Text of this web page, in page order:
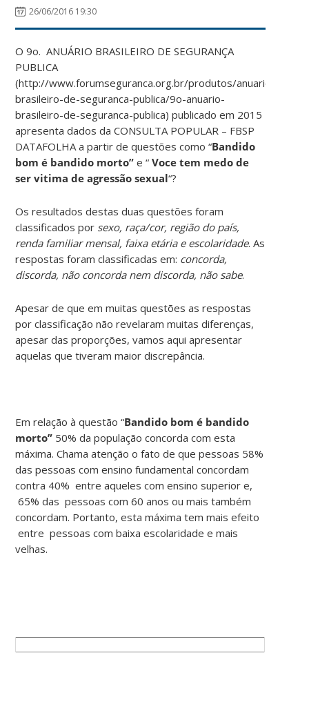
26/06/2016 19:30
O 9o. ANUÁRIO BRASILEIRO DE SEGURANÇA
PUBLICA
(http://www.forumseguranca.org.br/produtos/anuario-
brasileiro-de-seguranca-publica/9o-anuario-
brasileiro-de-seguranca-publica) publicado em 2015
apresenta dados da CONSULTA POPULAR – FBSP
DATAFOLHA a partir de questões como “Bandido
bom é bandido morto” e “ Voce tem medo de
ser vitima de agressão sexual“?
Os resultados destas duas questões foram
classificados por sexo, raça/cor, região do país,
renda familiar mensal, faixa etária e escolaridade. As
respostas foram classificadas em: concorda,
discorda, não concorda nem discorda, não sabe.
Apesar de que em muitas questões as respostas
por classificação não revelaram muitas diferenças,
apesar das proporções, vamos aqui apresentar
aquelas que tiveram maior discrepância.
Em relação à questão “Bandido bom é bandido
morto” 50% da população concorda com esta
máxima. Chama atenção o fato de que pessoas 58%
das pessoas com ensino fundamental concordam
contra 40% entre aqueles com ensino superior e,
65% das pessoas com 60 anos ou mais também
concordam. Portanto, esta máxima tem mais efeito
entre pessoas com baixa escolaridade e mais
velhas.